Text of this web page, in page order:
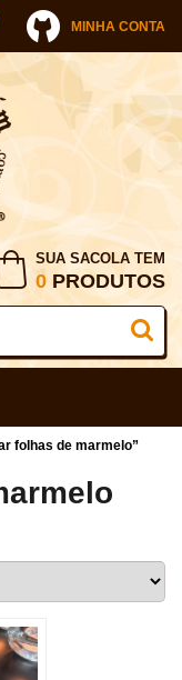
MINHA CONTA
SUA SACOLA TEM
0 PRODUTOS
folhas de marmelo”